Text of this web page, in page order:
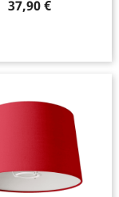
Prix
37,90 €